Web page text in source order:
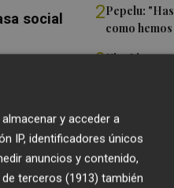
2Pepelu:
como
3Kiat Lim
El once del
Taronja de
5Jorge
del año y
social
elrécord
permitía
y acceder a
IP, identificadores únicos
anuncios y contenido,
terceros (1913) también